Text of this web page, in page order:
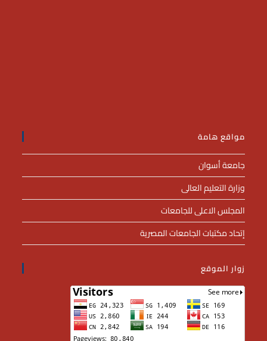
مواقع هامة
جامعة أسوان
وزارة التعليم العالى
المجلس الاعلى للجامعات
إتحاد مكتبات الجامعات المصرية
زوار الموقع